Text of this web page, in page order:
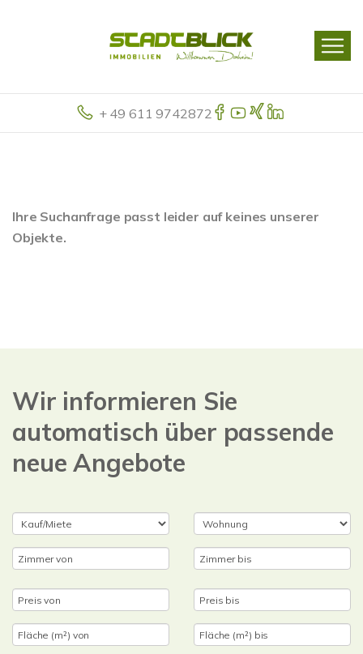
+ 49 611 9742872
Ihre Suchanfrage passt leider auf keines unserer
Objekte.
Wir informieren Sie
automatisch über passende
neue Angebote